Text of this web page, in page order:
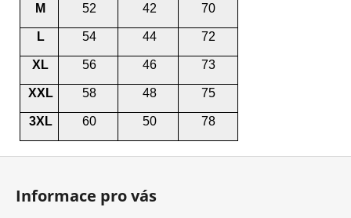
M 52 42 70
L 54 44 72
XL 56 46 73
XXL 58 48 75
3XL 60 50 78
Z
Informace pro vás